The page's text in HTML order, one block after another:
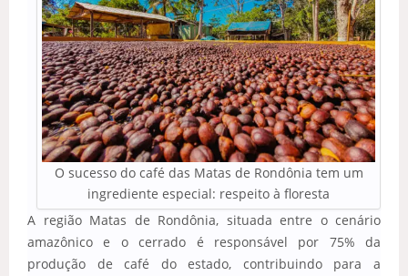
O sucesso do café das Matas de Rondônia tem um
ingrediente especial: respeito à floresta
A região Matas de Rondônia, situada entre o cenário
amazônico e o cerrado é responsável por 75% da
produção de café do estado, contribuindo para a